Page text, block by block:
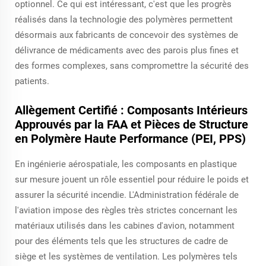
optionnel. Ce qui est intéressant, c'est que les progrès
réalisés dans la technologie des polymères permettent
désormais aux fabricants de concevoir des systèmes de
délivrance de médicaments avec des parois plus fines et
des formes complexes, sans compromettre la sécurité des
patients.
Allègement Certifié : Composants Intérieurs
Approuvés par la FAA et Pièces de Structure
en Polymère Haute Performance (PEI, PPS)
En ingénierie aérospatiale, les composants en plastique
sur mesure jouent un rôle essentiel pour réduire le poids et
assurer la sécurité incendie. L'Administration fédérale de
l'aviation impose des règles très strictes concernant les
matériaux utilisés dans les cabines d'avion, notamment
pour des éléments tels que les structures de cadre de
siège et les systèmes de ventilation. Les polymères tels